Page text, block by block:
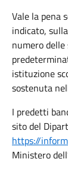
Vale la pena
indicato,
numero
istituzione
sostenuta
I predetti
sito del
https://
Ministero